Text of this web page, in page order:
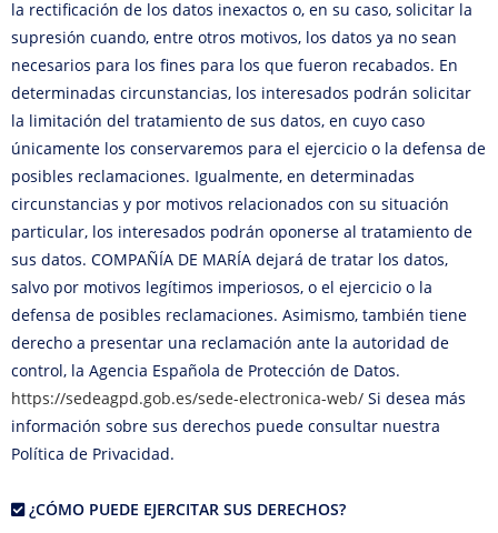
la rectificación de los datos inexactos o, en su caso, solicitar la
supresión cuando, entre otros motivos, los datos ya no sean
necesarios para los fines para los que fueron recabados. En
determinadas circunstancias, los interesados podrán solicitar
la limitación del tratamiento de sus datos, en cuyo caso
únicamente los conservaremos para el ejercicio o la defensa de
posibles reclamaciones. Igualmente, en determinadas
circunstancias y por motivos relacionados con su situación
particular, los interesados podrán oponerse al tratamiento de
sus datos. COMPAÑÍA DE MARÍA dejará de tratar los datos,
salvo por motivos legítimos imperiosos, o el ejercicio o la
defensa de posibles reclamaciones. Asimismo, también tiene
derecho a presentar una reclamación ante la autoridad de
control, la Agencia Española de Protección de Datos.
https://sedeagpd.gob.es/sede-electronica-web/ Si desea más
información sobre sus derechos puede consultar nuestra
Política de Privacidad.
¿CÓMO PUEDE EJERCITAR SUS DERECHOS?